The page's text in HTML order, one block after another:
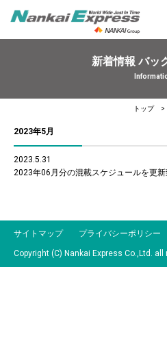
新着情報 バッ
トップ
2023年5月
2023.5.31
2023年06月分の混載スケジュールを更新
サイトマップ プライバシーポリシー
Copyright (C) Nankai Express Co.,Ltd.